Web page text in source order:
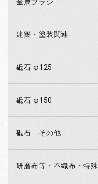
建築・塗装関連
砥石 φ125
砥石 φ150
砥石 その他
研磨布等・不織布・特殊